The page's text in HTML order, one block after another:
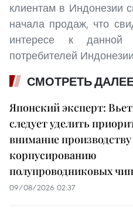
клиентам в Индонезии
начала продаж, что
интересе к
потребителей
СМОТРЕТЬ
Японский эксперт:
следует уделить
внимание
корпусированию
полупроводниковых
09/08/2026 02:37